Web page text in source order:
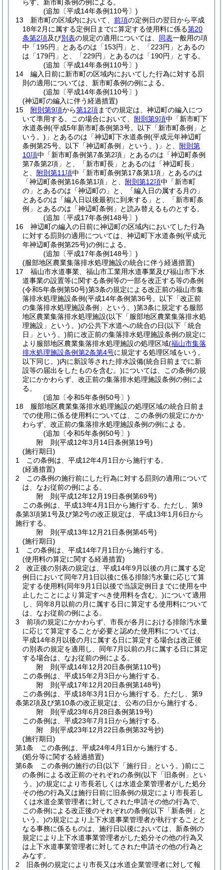
らず、新市町条例の例による。
(追加〔平成14年条例110号〕)
13
新市町の区域内において、 前項の定例日の翌日から平成
18年2月に属する定例日までに算定する使用料に係る第20
条第2項及び別表の規定の適用については、 同表一般用の項
中「195円」とあるのは「153円」と、「223円」とあるの
は「179円」と、「229円」とあるのは「190円」とする。
(追加〔平成14年条例110号〕)
14
編入日前に新市町の区域内においてした行為に対する罰
則の適用については、新市町条例の例による。
(追加〔平成14年条例110号〕)
(神辺町の編入に伴う経過措置)
15
附則第9項から第12項までの規定は、神辺町の編入につ
いて準用する。
この場合において、 附則第9項中「新市町下
水道条例(平成5年新市町条例第3号。以下「新市町条例」と
いう。) 」とあるのは「神辺町下水道条例(平成元年神辺町
条例第25号。以下「神辺町条例」という。) 」と、
附則第
10項中「新市町条例第7条第2項」とあるのは「神辺町条例
第7条第2項」と、「新市町長」とあるのは「神辺町長」
と、
附則第11項中「新市町条例第17条第1項」とあるのは
「神辺町条例第16条第1項」と、
附則第12項中「新市町
の」とあるのは「神辺町の」と、「編入日の属する月の」
とあるのは「編入日以後最初に到来する」と、「新市町条
例」とあるのは「神辺町条例」と読み替えるものとする。
(追加〔平成17年条例148号〕)
16
神辺町の編入の日前に神辺町の区域内においてした行為
に対する罰則の適用については、神辺町下水道条例(平成元
年神辺町条例第25号)の例による。
(追加〔平成17年条例148号〕)
(服部地区農業集落排水処理施設の統合に伴う経過措置)
17
福山市水道事業、福山市工業用水道事業及び福山市下水
道事業の設置等に関する条例等の一部を改正する等の条例
(令和5年条例第50号)第3条の規定による改正前の福山市集
落排水処理施設条例(平成14年条例第36号。以下「改正前
の集落排水処理施設条例」という。)第3条に規定する服部
地区農業集落排水処理施設(以下「服部地区農業集落排水処
理施設」という。)の公共下水道への統合の日(以下「統合
日」という。)前に改正前の集落排水処理施設条例の規定に
より服部地区農業集落排水処理施設の処理区域(福山市集落
排水処理施設条例第2条第4号に規定する処理区域をいう。
以下同じ。)内に新設等された排水設備(統合日前までに新
設等の届出をしたものを含む。)については、この条例の規
定にかかわらず、改正前の集落排水処理施設条例の例によ
る。
(追加〔令和5年条例50号〕)
18
服部地区農業集落排水処理施設の処理区域の統合日前ま
での使用に係る使用料については、この条例の規定にかか
わらず、改正前の集落排水処理施設条例の例による。
(追加〔令和5年条例50号〕)
附 則(平成12年3月14日条例第19号)
(施行期日)
1
この条例は、平成12年4月1日から施行する。
(経過措置)
2
この条例の施行前にした行為に対する罰則の適用について
は、なお従前の例による。
附 則(平成12年12月19日条例第69号)
この条例は、平成13年4月1日から施行する。 ただし、第9
条第3項第1号及び第2号の改正規定は、平成13年1月6日から
施行する。
附 則(平成13年12月21日条例第45号)
(施行期日)
1
この条例は、平成14年7月1日から施行する。
(使用料の算定に関する経過措置)
2
改正後の別表の規定は、平成14年9月以後の月に属する定
例日において同年7月1日以後に係る排除汚水量に応じて算
定する使用料(同年9月1日以後で当該定例日までに使用を中
止したことにより算定すべき使用料を含む。)について適用
し、同年8月以前の月に属する日に算定する使用料について
は、なお従前の例による。
3
前項の規定にかかわらず、市長が各月における排除汚水量
に応じて算定することが必要と認めた使用料については、
平成14年8月以後の月に属する日に算定する場合は改正後
の別表の規定を適用し、同年7月以前の月に属する日に算定
する場合は、なお従前の例による。
附 則(平成14年12月20日条例第110号)
この条例は、平成15年2月3日から施行する。
附 則(平成17年12月20日条例第148号)
この条例は、平成18年3月1日から施行する。 ただし、第9
条第2項及び第10条の改正規定は、公布の日から施行する。
附 則(平成23年6月28日条例第19号)
この条例は、平成23年7月1日から施行する。
附 則(平成23年12月22日条例第32号抄)
(施行期日)
第1条
この条例は、平成24年4月1日から施行する。
(処分等に関する経過措置)
第6条
この条例の施行の日(以下「施行日」という。)前にこ
の条例による改正前のそれぞれの条例(以下「旧条例」とい
う。)の規定により市長若しくは水道企業管理者がした処分
その他の行為又は施行日前に旧条例の規定により市長若し
くは水道企業管理者に対してされた申請その他の行為で、
この条例による改正後のそれぞれの条例(以下「新条例」と
いう。)の規定により上下水道事業管理者が執行することと
なる事務に係るものは、施行日以後においては、新条例の
規定により上下水道事業管理者がした処分その他の行為又
は上下水道事業管理者に対してされた申請その他の行為と
みなす。
2
旧条例の規定により市長又は水道企業管理者に対して報